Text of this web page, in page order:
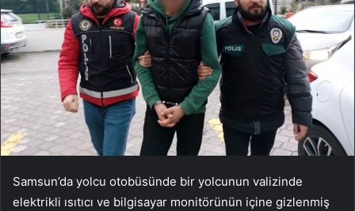
Samsun’da yolcu otobüsünde bir yolcunun valizinde
elektrikli ısıtıcı ve bilgisayar monitörünün içine gizlenmiş